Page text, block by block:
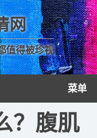
网
值得被珍视
菜单
？腹肌